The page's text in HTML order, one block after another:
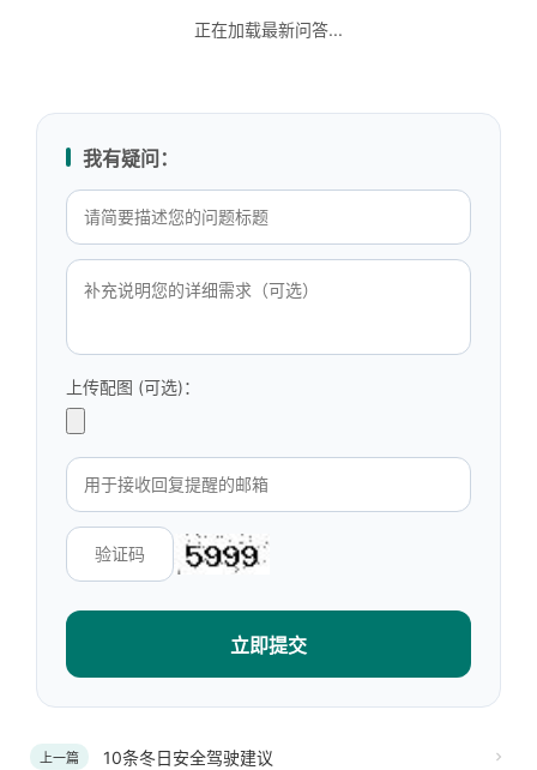
正在加载最新问答...
我有疑问：
上传配图 (可选)：
立即提交
上一篇 10条冬日安全驾驶建议